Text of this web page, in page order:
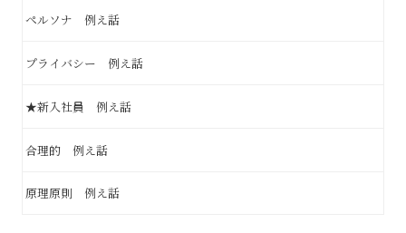
ペルソナ 例え話
プライバシー 例え話
★新入社員 例え話
合理的 例え話
原理原則 例え話